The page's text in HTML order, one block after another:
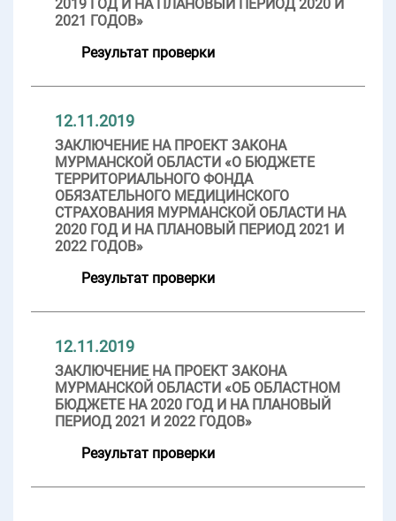
2019 ГОД И НА ПЛАНОВЫЙ ПЕРИОД 2020 И
2021 ГОДОВ»
Результат проверки
12.11.2019
ЗАКЛЮЧЕНИЕ НА ПРОЕКТ ЗАКОНА
МУРМАНСКОЙ ОБЛАСТИ «О БЮДЖЕТЕ
ТЕРРИТОРИАЛЬНОГО ФОНДА
ОБЯЗАТЕЛЬНОГО МЕДИЦИНСКОГО
СТРАХОВАНИЯ МУРМАНСКОЙ ОБЛАСТИ НА
2020 ГОД И НА ПЛАНОВЫЙ ПЕРИОД 2021 И
2022 ГОДОВ»
Результат проверки
12.11.2019
ЗАКЛЮЧЕНИЕ НА ПРОЕКТ ЗАКОНА
МУРМАНСКОЙ ОБЛАСТИ «ОБ ОБЛАСТНОМ
БЮДЖЕТЕ НА 2020 ГОД И НА ПЛАНОВЫЙ
ПЕРИОД 2021 И 2022 ГОДОВ»
Результат проверки